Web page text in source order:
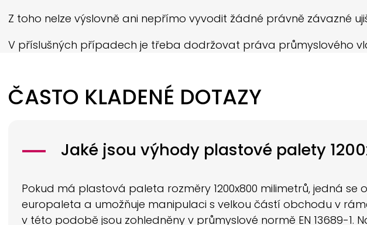
Z toho nelze výslovně ani nepřímo vyvodit žádné právně závazné
V příslušných případech je třeba dodržovat práva průmyslového
ČASTO KLADENÉ DOTAZY
Jaké jsou výhody plastové palety
Pokud má plastová paleta rozměry 1200x800 milimetrů, jedná
europaleta a umožňuje manipulaci s velkou částí obchodu v
v této podobě jsou zohledněny v průmyslové normě EN 13689-